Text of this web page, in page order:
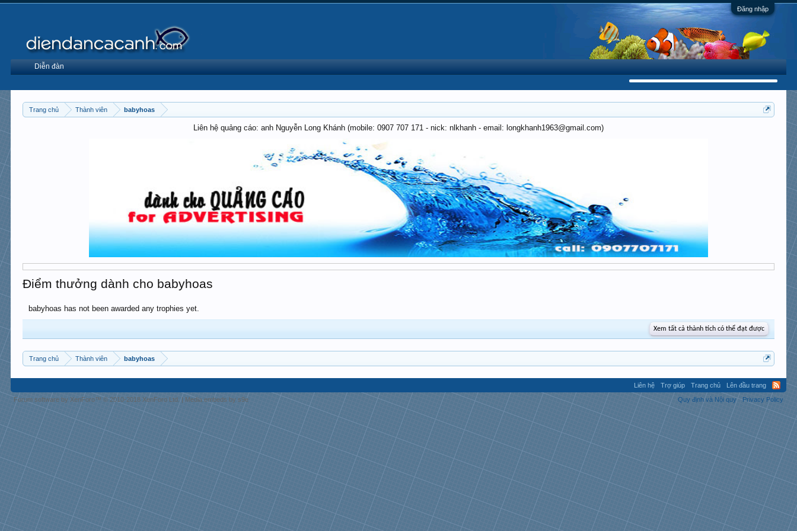
Đăng nhập
Trang chủ Thành viên babyhoas
Liên hệ quảng cáo: anh Nguyễn Long Khánh (mobile: 0907 707 171 - nick: nlkhanh - email: longkhanh1963@gmail.com)
Điểm thưởng dành cho babyhoas
babyhoas has not been awarded any trophies yet.
Xem tất cả thành tích có thể đạt được
Trang chủ Thành viên babyhoas
Diễn đàn
Liên hệ Trợ giúp Trang chủ
Lên đầu trang
Quy định và Nội quy
Privacy Policy
Forum software by XenForo™© 2010-2018 XenForo Ltd. | Media embeds by s9e